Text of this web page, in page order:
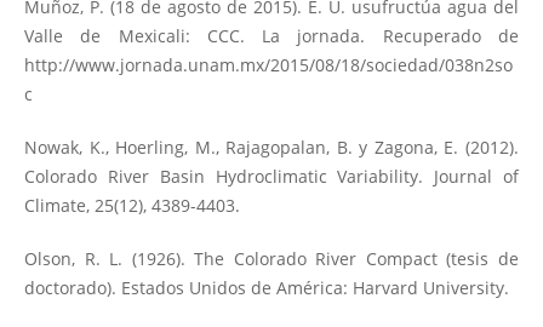
Muñoz, P. (18 de agosto de 2015). E. U. usufructúa agua del
Valle de Mexicali: CCC. La jornada. Recuperado de
http://www.jornada.unam.mx/2015/08/18/sociedad/038n2so
c
Nowak, K., Hoerling, M., Rajagopalan, B. y Zagona, E. (2012).
Colorado River Basin Hydroclimatic Variability. Journal of
Climate, 25(12), 4389-4403.
Olson, R. L. (1926). The Colorado River Compact (tesis de
doctorado). Estados Unidos de América: Harvard University.